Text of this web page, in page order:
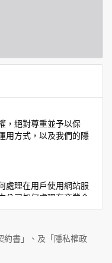
，絕對尊重並予以保
用方式，以及我們的隱
處理在用戶使用網站服
公司如何處理在商業合
資料。隱私權保護政策
廣告廠商連結，這些置
。對於您主動提供的個
個別的隱私權保護政
約書」、及「隱私權政